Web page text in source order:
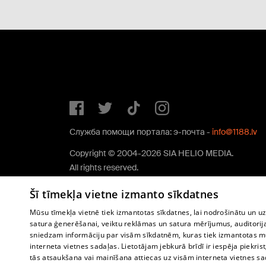
Служба помощи портала: э-почта - info@1188.lv
Copyright © 2004-2026 SIA HELIO MEDIA.
All rights reserved.
Šī tīmekļa vietne izmanto sīkdatnes
Mūsu tīmekļa vietnē tiek izmantotas sīkdatnes, lai nodrošinātu un
satura ģenerēšanai, veiktu reklāmas un satura mērījumus,
sniedzam informāciju par visām sīkdatnēm, kuras tiek izmantotas
interneta vietnes sadaļas. Lietotājam jebkurā brīdī ir iespēja
tās atsaukšana vai mainīšana attiecas uz visām interneta vietnes